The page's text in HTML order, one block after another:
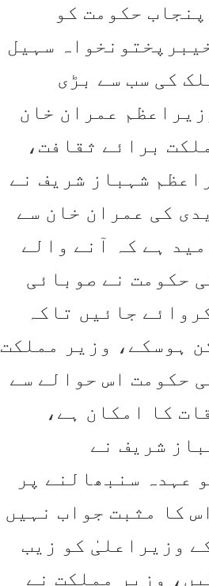
حکومت کو
سہیل
کی سب سے بڑی
عمران خان
برائے ثقافت،
شہباز شریف نے
کی عمران خان سے
ہے کہ آنے والے
حکومت نے صوبائی
جائیں تاکہ
ہوسکے، وزیر مملکت
حکومت اس حوالے سے
کا امکان ہے،
شریف نے
عہدہ سنبھالنے پر
کا مثبت جواب نہیں
وزیراعلیٰ کو زیب
وزیر مملکت نے